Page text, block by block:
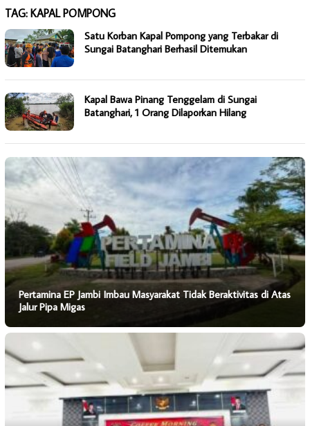
TAG: KAPAL POMPONG
Satu Korban Kapal Pompong yang Terbakar di
Sungai Batanghari Berhasil Ditemukan
Kapal Bawa Pinang Tenggelam di Sungai
Batanghari, 1 Orang Dilaporkan Hilang
Pertamina EP Jambi Imbau Masyarakat Tidak Beraktivitas di Atas
Jalur Pipa Migas